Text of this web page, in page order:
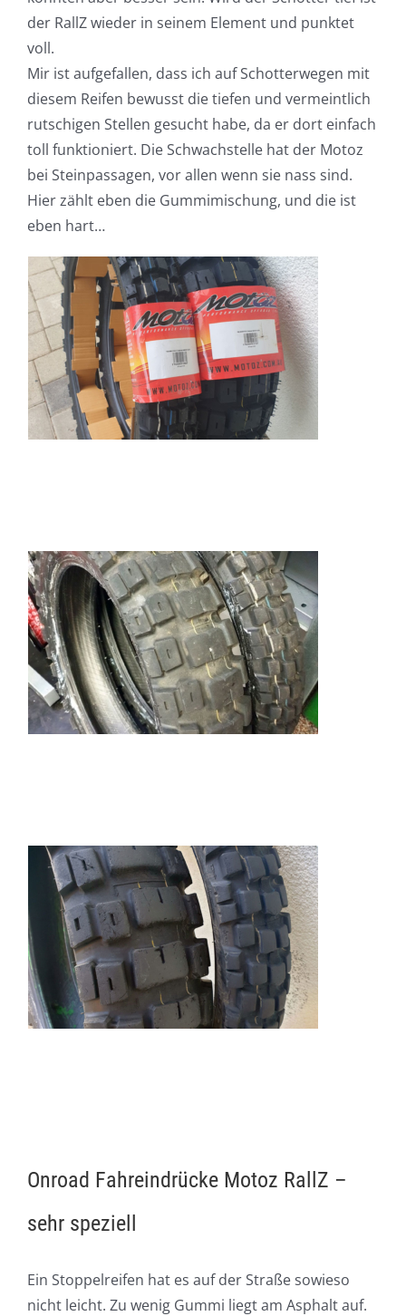
der RallZ wieder in seinem Element und punktet
voll.
Mir ist aufgefallen, dass ich auf Schotterwegen mit
diesem Reifen bewusst die tiefen und vermeintlich
rutschigen Stellen gesucht habe, da er dort einfach
toll funktioniert. Die Schwachstelle hat der Motoz
bei Steinpassagen, vor allen wenn sie nass sind.
Hier zählt eben die Gummimischung, und die ist
eben hart…
Onroad Fahreindrücke Motoz RallZ –
sehr speziell
Ein Stoppelreifen hat es auf der Straße sowieso
nicht leicht. Zu wenig Gummi liegt am Asphalt auf.